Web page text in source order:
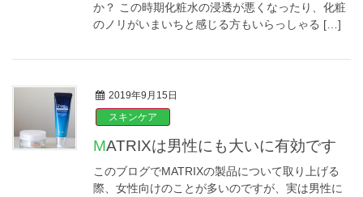
か？ この時期化粧水の浸透が悪くなったり、化粧
のノリがいまいちと感じる方もいらっしゃる […]
2019年9月15日
スキンケア
MATRIXは男性にも大いに有効です
このブログでMATRIXの製品について取り上げる
際、女性向けのことが多いのですが、実は男性に